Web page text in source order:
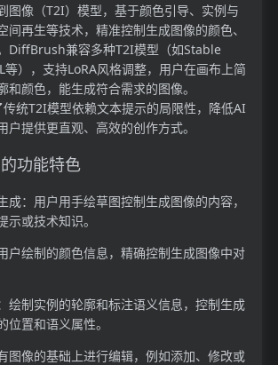
图像（T2I）模型，基于颜色引导、实例与
间再生等技术，精准控制生成图像的颜色、
DiffBrush兼容多种T2I模型（如Stable
），支持LoRA风格调整，用户在画布上简
和颜色，能生成符合需求的图像。
统T2I模型依赖文本提示的局限性，降低AI
户提供更直观、高效的创作方式。
功能特色
成：用户用手绘草图控制生成图像的内容，
示或技术知识。
户绘制的颜色信息，精确控制生成图像中对
绘制实例的轮廓和标注语义信息，控制生成
位置和语义属性。
图像的基础上进行编辑，例如添加、修改或